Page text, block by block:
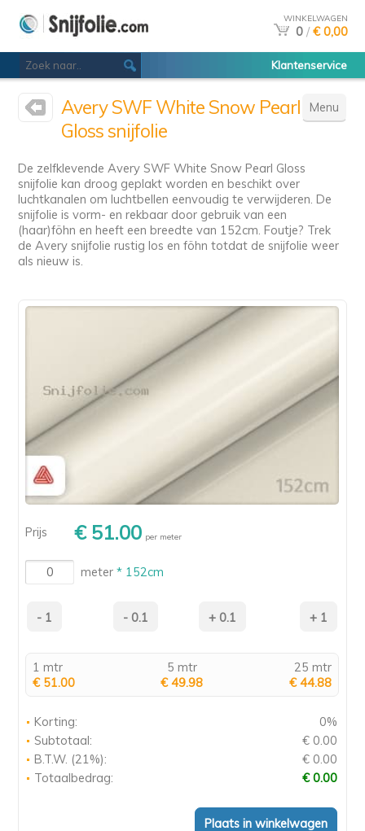
WINKELWAGEN
0 / € 0,00
Klantenservice
Menu
Avery SWF White Snow Pearl
Gloss snijfolie
De zelfklevende Avery SWF White Snow Pearl Gloss
snijfolie kan droog geplakt worden en beschikt over
luchtkanalen om luchtbellen eenvoudig te verwijderen. De
snijfolie is vorm- en rekbaar door gebruik van een
(haar)föhn en heeft een breedte van 152cm. Foutje? Trek
de Avery snijfolie rustig los en föhn totdat de snijfolie weer
als nieuw is.
Prijs € 51.00 per meter
meter* 152cm
1 mtr
€ 51.00
5 mtr
€ 49.98
25 mtr
€ 44.88
Korting:
0%
Subtotaal:
€ 0.00
B.T.W. (21%):
€ 0.00
Totaalbedrag:
€ 0.00